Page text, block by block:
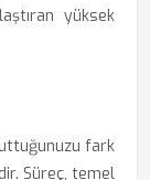
yüksek
fark
Süreç, temel